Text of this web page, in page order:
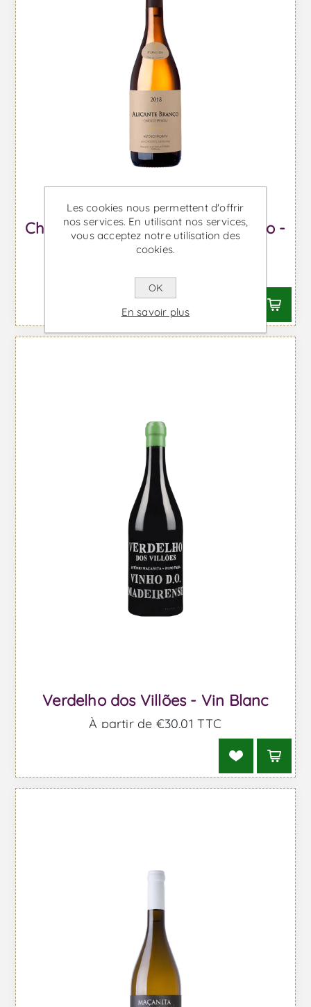
Chão dos Eremitas Alicante Branco -
Vin Blanc
Verdelho dos Villões - Vin Blanc
À partir de €30,01 TTC
Les cookies nous permettent d'offrir
nos services. En utilisant nos services,
vous acceptez notre utilisation des
cookies.
OK
En savoir plus